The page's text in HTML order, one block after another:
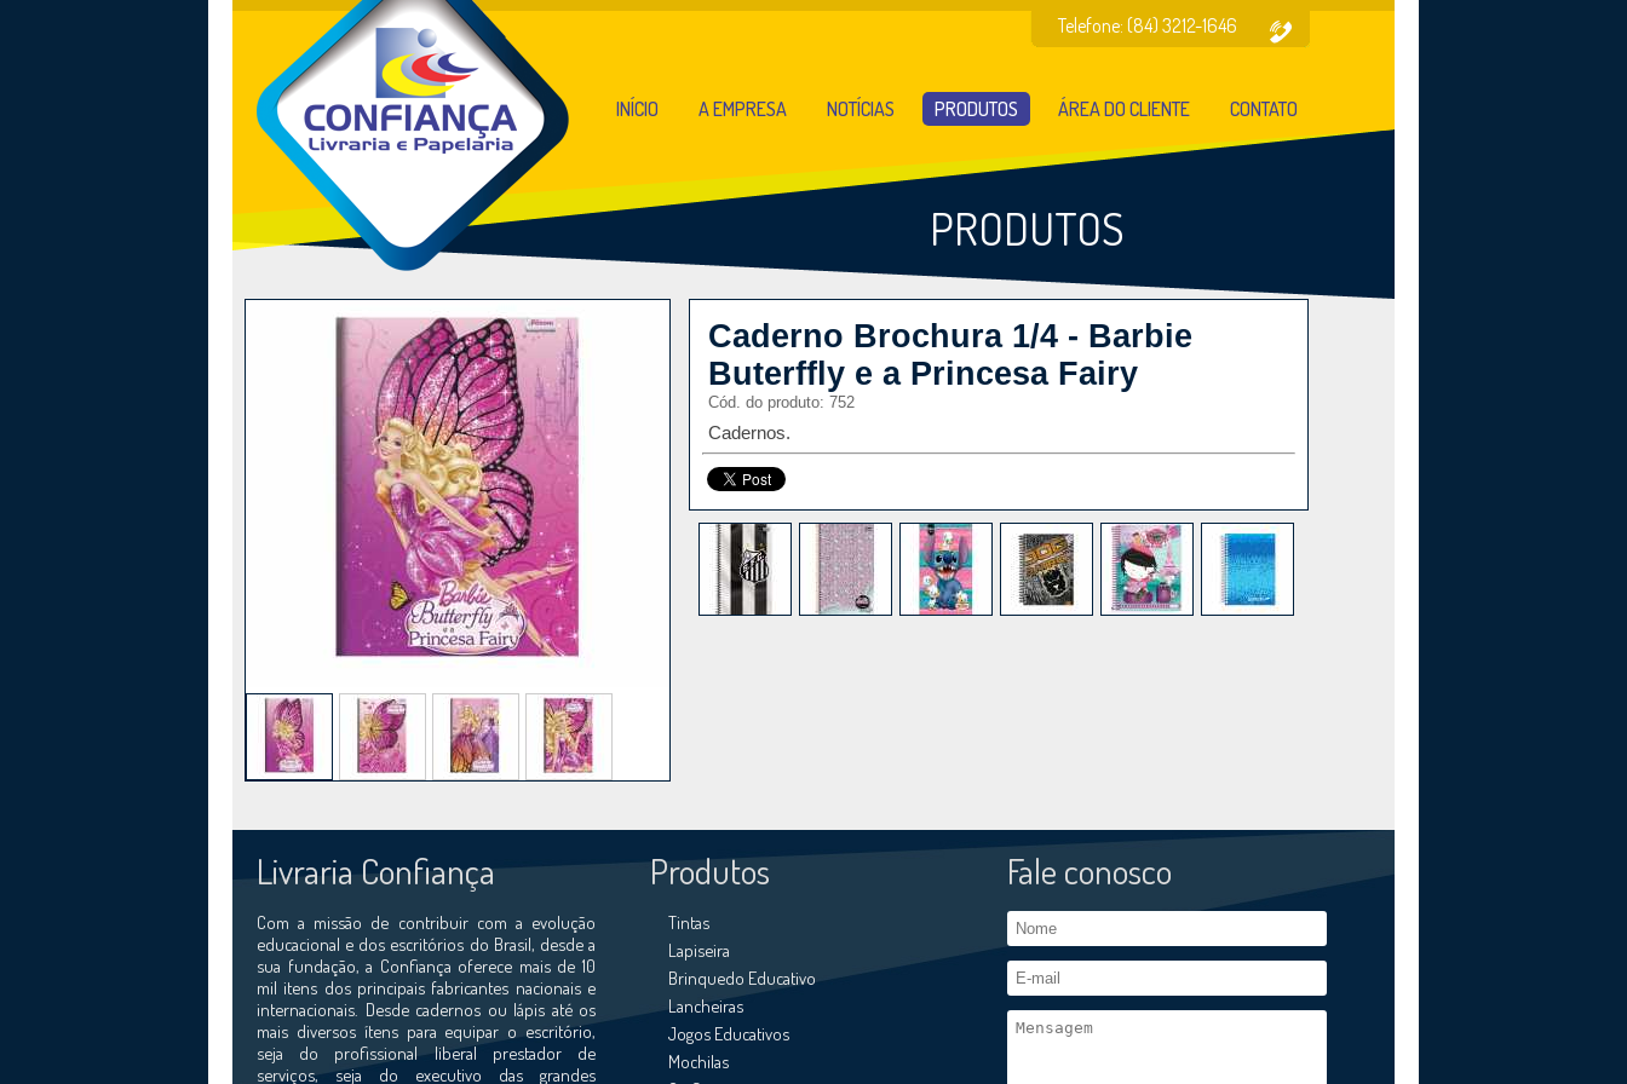
Telefone: (84) 3212-1646
INÍCIO A EMPRESA NOTÍCIAS PRODUTOS ÁREA DO CLIENTE CONTATO
PRODUTOS
Caderno Brochura 1/4 - Barbie
Buterffly e a Princesa Fairy
Cód. do produto: 752
Cadernos.
Livraria Confiança
Com a missão de contribuir com a evolução
educacional e dos escritórios do Brasil, desde a
sua fundação, a Confiança oferece mais de 10
mil itens dos principais fabricantes nacionais e
internacionais. Desde cadernos ou lápis até os
mais diversos ítens para equipar o escritório,
seja do profissional liberal prestador de
serviços, seja do executivo das grandes
Produtos
Tintas
Lapiseira
Brinquedo Educativo
Lancheiras
Jogos Educativos
Mochilas
Fale conosco